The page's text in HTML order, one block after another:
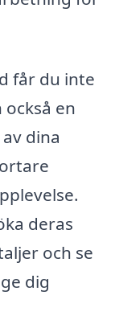
får du inte
en
dina
deras
och se
dig